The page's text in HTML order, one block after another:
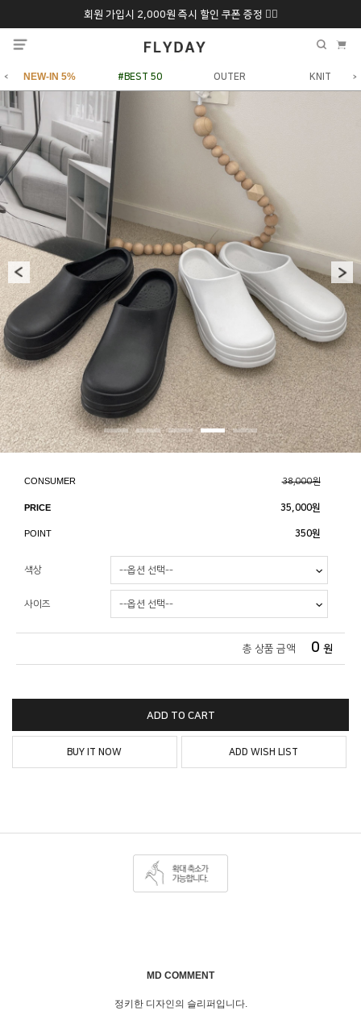
회원 가입시 2,000원 즉시 할인 쿠폰 증정 ❤️‍🔥
추석 특별 할인 10~20% 9/6 화 ~ 9/12월
NEW-IN 5% #BEST 50 OUTER KNIT
CONSUMER 38,000원
PRICE 35,000원
POINT 350원
색상
사이즈
총 상품 금액 0 원
ADD TO CART
BUY IT NOW ADD WISH LIST
MD COMMENT
정키한 디자인의 슬리퍼입니다.